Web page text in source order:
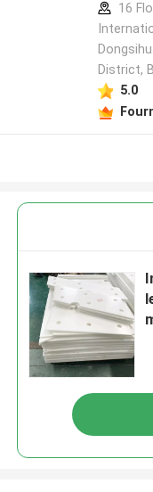
16
District,
5.0